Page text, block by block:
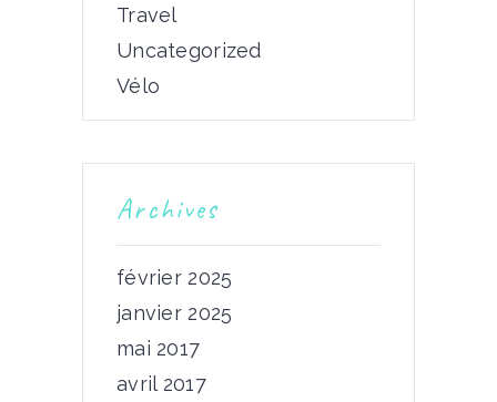
Travel
Uncategorized
Vélo
Archives
février 2025
janvier 2025
mai 2017
avril 2017